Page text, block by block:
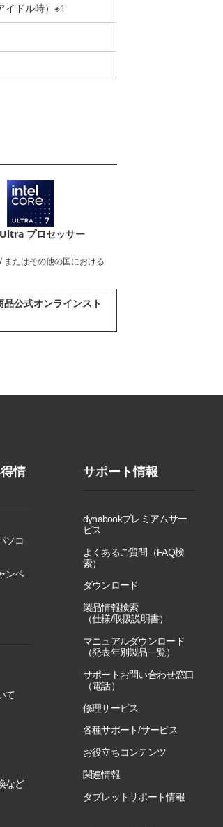
イドル時）※1
プロセッサー
たはその他の国における
公式オンラインスト
情
ソコ
ンペ
て
など
サポート情報
dynabookプレミアムサー
ビス
よくあるご質問（FAQ検
索）
ダウンロード
製品情報検索
（仕様/取扱説明書）
マニュアルダウンロード
（発表年別製品一覧）
サポートお問い合わせ窓口
（電話）
修理サービス
各種サポート/サービス
お役立ちコンテンツ
関連情報
タブレットサポート情報